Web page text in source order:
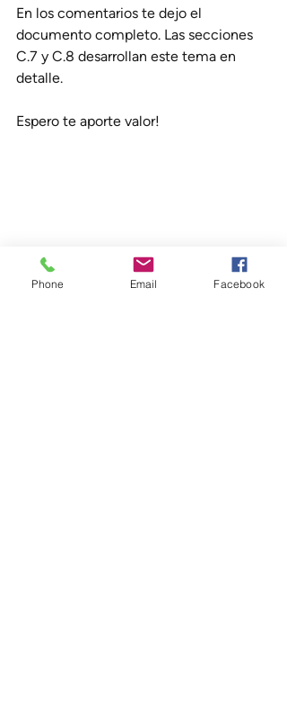
En los comentarios te dejo el
documento completo. Las secciones
C.7 y C.8 desarrollan este tema en
detalle.
Espero te aporte valor!
Phone Email Facebook